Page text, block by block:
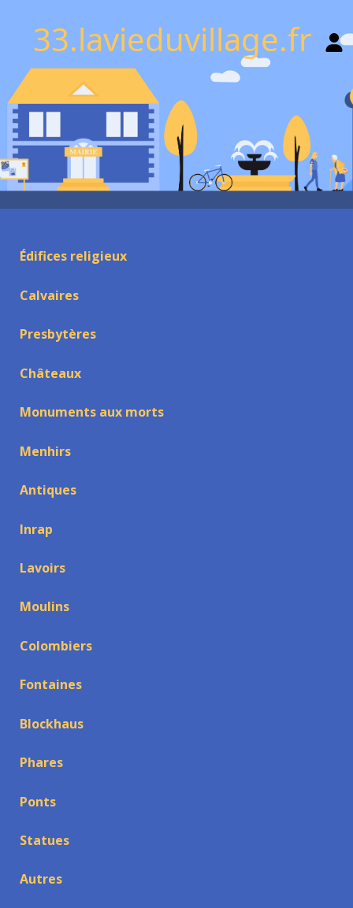
33.lavieduvillage.fr
Édifices religieux
Calvaires
Presbytères
Châteaux
Monuments aux morts
Menhirs
Antiques
Inrap
Lavoirs
Moulins
Colombiers
Fontaines
Blockhaus
Phares
Ponts
Statues
Autres